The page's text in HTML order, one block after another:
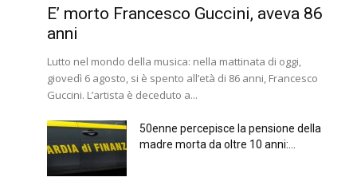
E’ morto Francesco Guccini, aveva 86
anni
Lutto nel mondo della musica: nella mattinata di oggi,
giovedì 6 agosto, si è spento all’età di 86 anni, Francesco
Guccini. L’artista è deceduto a...
50enne percepisce la pensione della
madre morta da oltre 10 anni:...